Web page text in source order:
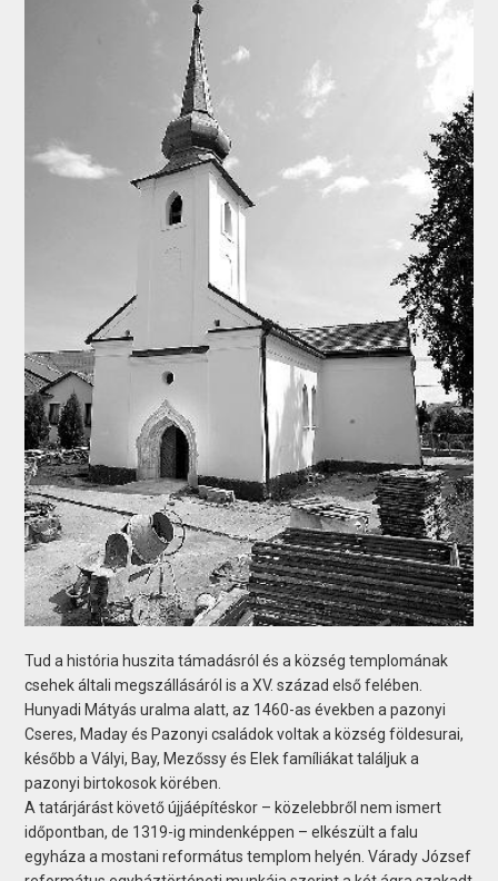
Tud a história huszita támadásról és a község templomának
csehek általi megszállásáról is a XV. század első felében.
Hunyadi Mátyás uralma alatt, az 1460-as években a pazonyi
Cseres, Maday és Pazonyi családok voltak a község földesurai,
később a Vályi, Bay, Mezőssy és Elek famíliákat találjuk a
pazonyi birtokosok körében.
A tatárjárást követő újjáépítéskor – közelebbről nem ismert
időpontban, de 1319-ig mindenképpen – elkészült a falu
egyháza a mostani református templom helyén. Várady József